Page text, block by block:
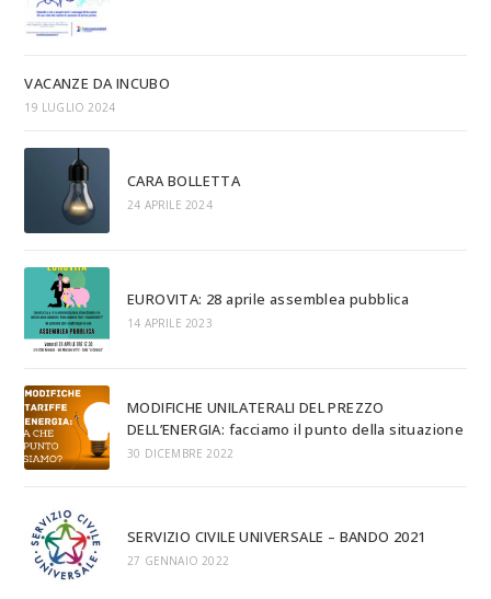
VACANZE DA INCUBO
19 LUGLIO 2024
CARA BOLLETTA
24 APRILE 2024
EUROVITA: 28 aprile assemblea pubblica
14 APRILE 2023
MODIFICHE UNILATERALI DEL PREZZO
DELL’ENERGIA: facciamo il punto della situazione
30 DICEMBRE 2022
SERVIZIO CIVILE UNIVERSALE – BANDO 2021
27 GENNAIO 2022